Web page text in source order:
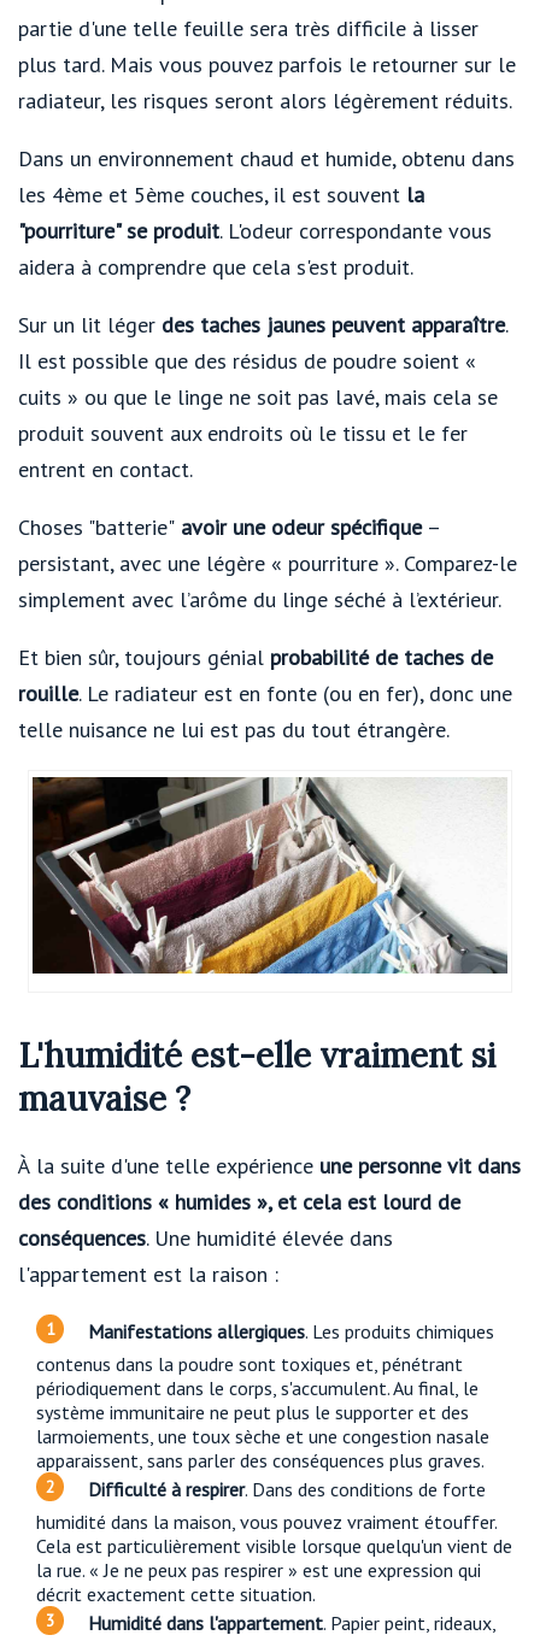
partie d'une telle feuille sera très difficile à lisser
plus tard. Mais vous pouvez parfois le retourner sur le
radiateur, les risques seront alors légèrement réduits.
Dans un environnement chaud et humide, obtenu dans
les 4ème et 5ème couches, il est souvent la
"pourriture" se produit. L'odeur correspondante vous
aidera à comprendre que cela s'est produit.
Sur un lit léger des taches jaunes peuvent apparaître.
Il est possible que des résidus de poudre soient «
cuits » ou que le linge ne soit pas lavé, mais cela se
produit souvent aux endroits où le tissu et le fer
entrent en contact.
Choses "batterie" avoir une odeur spécifique–
persistant, avec une légère « pourriture ». Comparez-le
simplement avec l’arôme du linge séché à l’extérieur.
Et bien sûr, toujours génial probabilité de taches de
rouille. Le radiateur est en fonte (ou en fer), donc une
telle nuisance ne lui est pas du tout étrangère.
L'humidité est-elle vraiment si
mauvaise ?
À la suite d'une telle expérience une personne vit dans
des conditions « humides », et cela est lourd de
conséquences. Une humidité élevée dans
l'appartement est la raison :
Manifestations allergiques. Les produits chimiques
contenus dans la poudre sont toxiques et, pénétrant
périodiquement dans le corps, s'accumulent. Au final, le
système immunitaire ne peut plus le supporter et des
larmoiements, une toux sèche et une congestion nasale
apparaissent, sans parler des conséquences plus graves.
Difficulté à respirer. Dans des conditions de forte
humidité dans la maison, vous pouvez vraiment étouffer.
Cela est particulièrement visible lorsque quelqu'un vient de
la rue. « Je ne peux pas respirer » est une expression qui
décrit exactement cette situation.
Humidité dans l'appartement. Papier peint, rideaux,